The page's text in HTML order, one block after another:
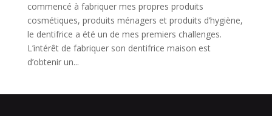
commencé à fabriquer mes propres produits
cosmétiques, produits ménagers et produits d’hygiène,
le dentifrice a été un de mes premiers challenges.
L’intérêt de fabriquer son dentifrice maison est
d’obtenir un...